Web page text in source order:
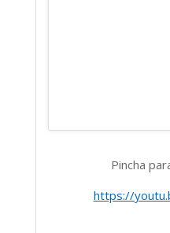
Pincha
https://